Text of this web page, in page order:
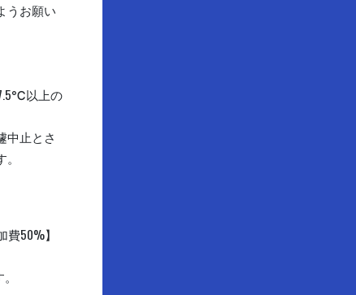
うお願い
以上の
中止とさ
50%】